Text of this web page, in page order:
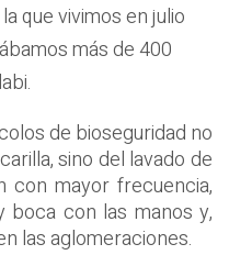
que vivimos en julio
más de 400
de bioseguridad no
sino del lavado de
con mayor frecuencia,
boca con las manos y,
las aglomeraciones.